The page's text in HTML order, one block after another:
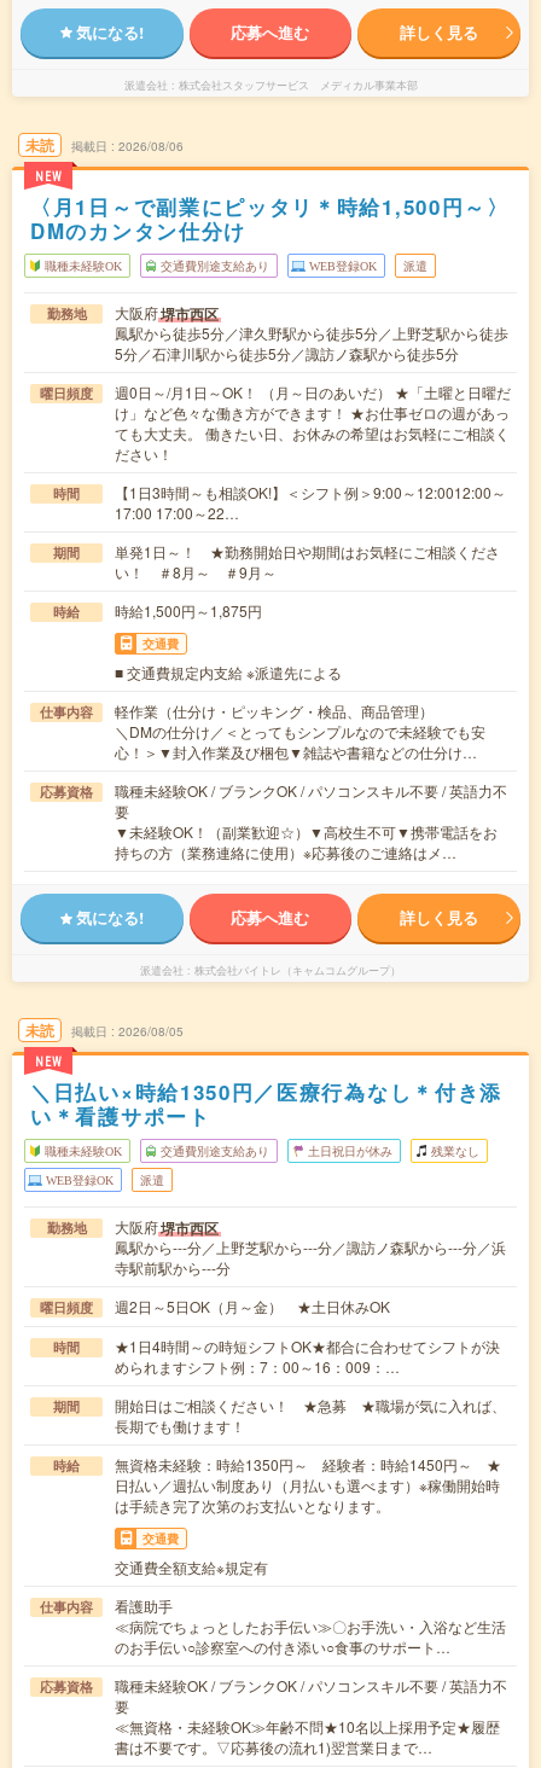
気になる! 応募へ進む 詳しく見る
派遣会社 株式会社スタッフサービス メディカル事業本部
未読
NEW
掲載日 2026/08/06
〈月1日～で副業にピッタリ＊時給1,500円～〉
DMのカンタン仕分け
職種未経験OK 交通費別途支給あり WEB登録OK 派遣
勤務地 大阪府堺市西区
鳳駅から徒歩5分／津久野駅から徒歩5分／上野芝駅から徒歩
5分／石津川駅から徒歩5分／諏訪ノ森駅から徒歩5分
曜日頻度
週0日～/月1日～OK！ （月～日のあいだ） ★「土曜と日曜だ
け」など色々な働き方ができます！ ★お仕事ゼロの週があっ
ても大丈夫。 働きたい日、お休みの希望はお気軽にご相談く
ださい！
時間
【1日3時間～も相談OK!】＜シフト例＞9:00～12:0012:00～
17:00 17:00～22…
期間
単発1日～！ ★勤務開始日や期間はお気軽にご相談くださ
い！ ＃8月～ ＃9月～
時給 時給1,500円～1,875円
交通費
■ 交通費規定内支給 ※派遣先による
仕事内容
軽作業（仕分け・ピッキング・検品、商品管理）
＼DMの仕分け／＜とってもシンプルなので未経験でも安
心！＞▼封入作業及び梱包▼雑誌や書籍などの仕分け…
応募資格
職種未経験OK / ブランクOK / パソコンスキル不要 / 英語力不
要
▼未経験OK！（副業歓迎☆）▼高校生不可▼携帯電話をお
持ちの方（業務連絡に使用）※応募後のご連絡はメ…
気になる! 応募へ進む 詳しく見る
派遣会社 株式会社バイトレ（キャムコムグループ）
未読
NEW
掲載日 2026/08/05
＼日払い×時給1350円／医療行為なし＊付き添
い＊看護サポート
職種未経験OK 交通費別途支給あり 土日祝日が休み 残業なし
WEB登録OK 派遣
勤務地 大阪府堺市西区
鳳駅から---分／上野芝駅から---分／諏訪ノ森駅から---分／浜
寺駅前駅から---分
曜日頻度 週2日～5日OK（月～金） ★土日休みOK
時間
★1日4時間～の時短シフトOK★都合に合わせてシフトが決
められますシフト例：7：00～16：009：…
期間
開始日はご相談ください！ ★急募 ★職場が気に入れば、
長期でも働けます！
時給
無資格未経験：時給1350円～ 経験者：時給1450円～ ★
日払い／週払い制度あり（月払いも選べます）※稼働開始時
は手続き完了次第のお支払いとなります。
交通費
交通費全額支給※規定有
仕事内容
看護助手
≪病院でちょっとしたお手伝い≫〇お手洗い・入浴など生活
のお手伝い○診察室への付き添い○食事のサポート…
応募資格
職種未経験OK / ブランクOK / パソコンスキル不要 / 英語力不
要
≪無資格・未経験OK≫年齢不問★10名以上採用予定★履歴
書は不要です。▽応募後の流れ1)翌営業日まで…